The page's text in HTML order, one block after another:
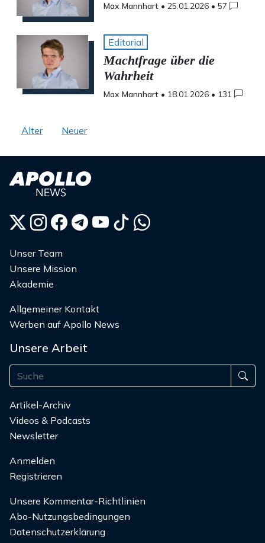
Max Mannhart • 25.01.2026 • 57
Editorial
Machtfrage über die
Wahrheit
Max Mannhart • 18.01.2026 • 131
Beitragsnavigation
Älter Neuer
Unser Team
Unsere Mission
Akademie
Allgemeiner Kontakt
Werben auf Apollo News
Unsere Arbeit
Artikel-Archiv
Videos & Podcasts
Newsletter
Anmelden
Registrieren
Unsere Kommentar-Richtlinien
Abo-Nutzungsbedingungen
Datenschutzerklärung